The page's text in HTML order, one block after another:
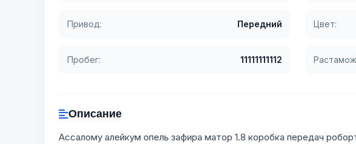
Привод: Передний Цвет:
Пробег: 11111111112
Описание
Ассалому алейкум опель зафира матор 1.8 коробка передач